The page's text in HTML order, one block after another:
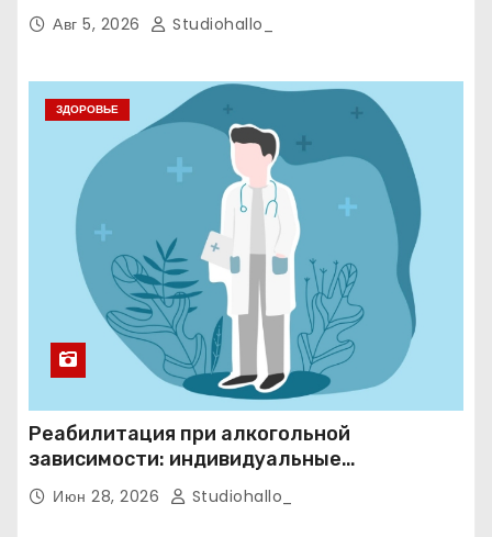
Авг 5, 2026 Studiohallo_
ЗДОРОВЬЕ
Реабилитация при алкогольной
зависимости: индивидуальные
программы, психотерапия и
ресоциализация при анонимном подходе
Июн 28, 2026 Studiohallo_